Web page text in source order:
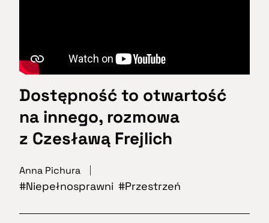
Dostępność to otwartość
na innego, rozmowa
z Czesławą Frejlich
Anna Pichura
Niepełnosprawni Przestrzeń